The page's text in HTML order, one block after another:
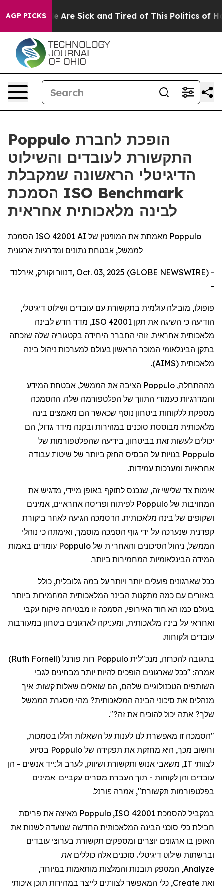
AGP PICKS
“People Are Sick and Tired of This Politics of
Poppulo הופכת לחברת
התקשורת לעובדים והשילוט
הדיגיטלי הראשונה שמקבלת
הסמכת ISO Benchmark
לבינה מלאכותית אחראית
הסמכת ISO 42001 AI מאמתת את המוניטין של Poppulo
לממשל, אבטחת נתונים ומדרגיות ארגונית
דנוור וקורק, אירלנד, Oct. 03, 2025 (GLOBE NEWSWIRE) -
-
פופולו, מובילה עולמית בתקשורת עם עובדים ושילוט דיגיטלי,
הודיעה כי השיגה את תקן ISO 42001
, מדד חדש לבינה
מלאכותית אחראית. זוהי החברה היחידה בקטגוריה שלה שזכתה
בתקן הבינלאומי המוכר הראשון בעולם למערכות ניהול בינה
מלאכותית (
AIMS
).
מההתחלה,
Poppulo הציבה את הממשל, אבטחת המידע
והמדרגיות כעמודי התווך של הפלטפורמה שלה. ההסמכה
מספקת ללקוחות ביטחון נוסף שכאשר הם מאמצים בינה
מלאכותית מבוססת סוכנים במהירות ובקנה מידה גדול, הם
יכולים לעשות זאת בביטחון, בידיעה שהפלטפורמות של
Poppulo בנויות על הבסיס החזק ביותר של שיטות עבודה
אחראיות ומערכות עמידות.
אימות צד שלישי זה, שנכנס לתוקף באופן מיידי, מדגיש את
המחויבות של Poppulo לפיתוח ופריסה אחראיים, אמינים
ושקופים של בינה מלאכותית. ההסמכה הגיעה לאחר ביקורת
קפדנית שנערכה על ידי גוף הסמכה מוסמך, ואימתה כי נוהלי
הממשל, ניהול הסיכונים והאחריות של Poppulo עומדים באמות
המידה הבינלאומיות המחמירות ביותר.
ככל שארגונים פועלים יותר ויותר על במה גלובלית, כולל
באזורים עם כמה מתקנות הבינה המלאכותית המחמירות ביותר
בעולם כמו האיחוד האירופי, הסמכה זו מבטיחה פיקוח עקבי
ואחראי על בינה מלאכותית, ומעניקה לארגונים ביטחון במעורבות
עובדים ולקוחות.
בתגובה להכרזה, מנכ"לית Poppulo רות פורנל (
Ruth Fornell
)
אמרה: "ככל שארגונים הופכים להיות יותר מבחינים לגבי
השותפים הטכנולוגיים שלהם, הם שואלים שאלות קשות: איך
מנהלים את סיכוני הבינה המלאכותית? מהי מסגרת הממשל
שלך? אתה יכול להוכיח את זה?".
"הסמכה זו מאפשרת לנו לענות על השאלות הללו בסמכות,
וחשוב מכך, היא מחזקת את תפקידה של Poppulo בסיוע
לצוותי
משאבי אנוש ותקשורת ושיווק, לערב ולנייד אנשים - הן
עובדים והן לקוחות - תוך העברת מסרים עקביים ואמינים
בפלטפורמות תקשורת", אמרה פורנל.
במקביל להסמכת ISO 42001
,
Poppulo מאיצה את פריסת
חבילת כלי סוכני הבינה המלאכותית החדשה שנועדה לשנות את
האופן בו ארגונים יוצרים ומספקים תקשורת בערוצי עובדים
וברשתות שילוט דיגיטלי. סוכנים אלה כוללים את
Analyze
, המספק תובנות והמלצות מותאמות במיוחד,
ואת Create
, כלי המאפשר לצוותים לייצר במהירות תוכן איכותי